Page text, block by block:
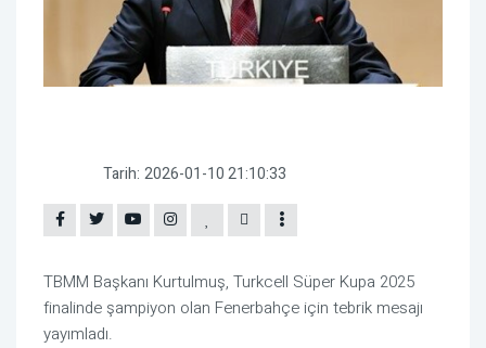
Tarih: 2026-01-10 21:10:33
TBMM Başkanı Kurtulmuş, Turkcell Süper Kupa 2025
finalinde şampiyon olan Fenerbahçe için tebrik mesajı
yayımladı.